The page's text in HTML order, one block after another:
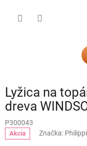
obsah
Lyžica na
dreva
P300043
Akcia Značka: Philippi